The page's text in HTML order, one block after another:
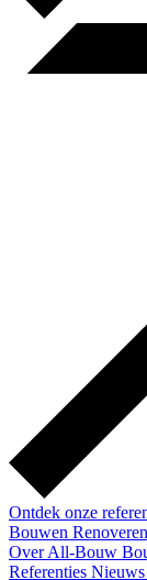
Ontdek onze
Bouwen Renoveren
Over All-Bouw
Referenties Nieuws